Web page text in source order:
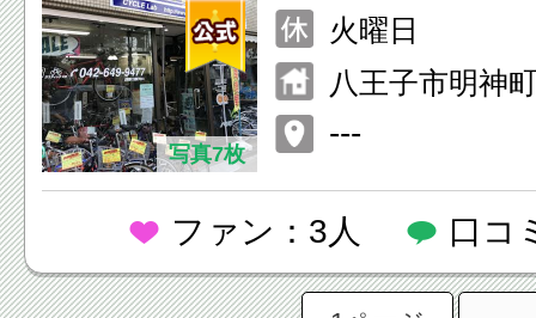
写真7枚
業時間の変更
ク等ご参照く
火曜日
八王子市明神
---
ファン：3人 口コ